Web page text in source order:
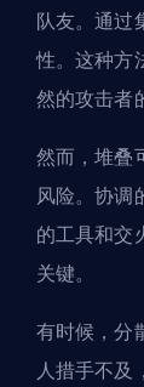
队友。通过
性。这种方
然的攻击者
然而，堆叠
风险。协调
的工具和交
关键。
有时候，分
人措手不及